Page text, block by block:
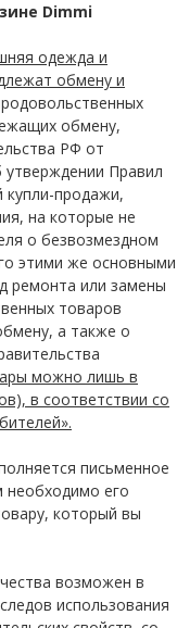
Dimmi
одежда и
обмену и
обмену,
РФ от
утверждении Правил
купли-продажи,
на которые не
о безвозмездном
этими же основными
ремонта или замены
товаров
а также о
можно лишь в
в соответствии со
письменное
необходимо его
который вы
возможен в
использования